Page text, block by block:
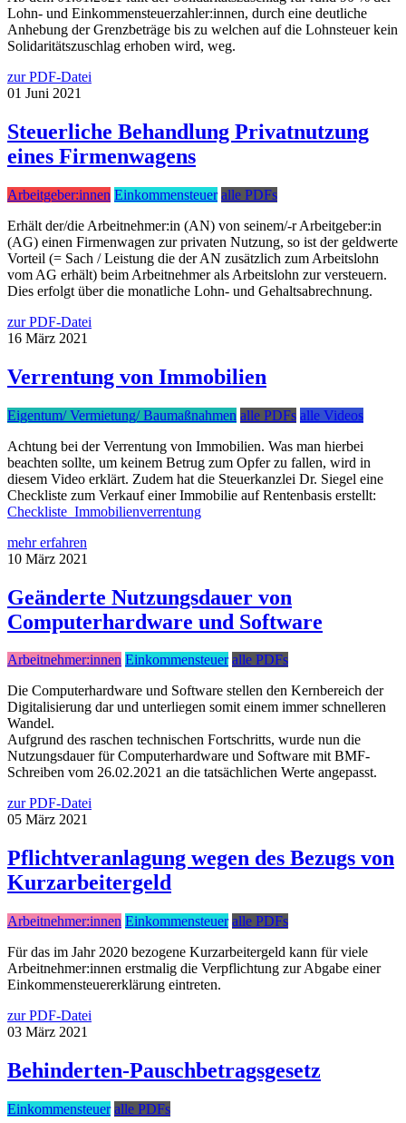
Lohn- und Einkommensteuerzahler:innen, durch eine deutliche
Anhebung der Grenzbeträge bis zu welchen auf die Lohnsteuer kein
Solidaritätszuschlag erhoben wird, weg.
zur PDF-Datei
01 Juni 2021
Steuerliche Behandlung Privatnutzung
eines Firmenwagens
Arbeitgeber:innen Einkommensteuer alle PDFs
Erhält der/die Arbeitnehmer:in (AN) von seinem/-r Arbeitgeber:in
(AG) einen Firmenwagen zur privaten Nutzung, so ist der geldwerte
Vorteil (= Sach / Leistung die der AN zusätzlich zum Arbeitslohn
vom AG erhält) beim Arbeitnehmer als Arbeitslohn zur versteuern.
Dies erfolgt über die monatliche Lohn- und Gehaltsabrechnung.
zur PDF-Datei
16 März 2021
Verrentung von Immobilien
Eigentum/ Vermietung/ Baumaßnahmen alle PDFs alle Videos
Achtung bei der Verrentung von Immobilien. Was man hierbei
beachten sollte, um keinem Betrug zum Opfer zu fallen, wird in
diesem Video erklärt. Zudem hat die Steuerkanzlei Dr. Siegel eine
Checkliste zum Verkauf einer Immobilie auf Rentenbasis erstellt:
Checkliste_Immobilienverrentung
mehr erfahren
10 März 2021
Geänderte Nutzungsdauer von
Computerhardware und Software
Arbeitnehmer:innen Einkommensteuer alle PDFs
Die Computerhardware und Software stellen den Kernbereich der
Digitalisierung dar und unterliegen somit einem immer schnelleren
Wandel.
Aufgrund des raschen technischen Fortschritts, wurde nun die
Nutzungsdauer für Computerhardware und Software mit BMF-
Schreiben vom 26.02.2021 an die tatsächlichen Werte angepasst.
zur PDF-Datei
05 März 2021
Pflichtveranlagung wegen des Bezugs von
Kurzarbeitergeld
Arbeitnehmer:innen Einkommensteuer alle PDFs
Für das im Jahr 2020 bezogene Kurzarbeitergeld kann für viele
Arbeitnehmer:innen erstmalig die Verpflichtung zur Abgabe einer
Einkommensteuererklärung eintreten.
zur PDF-Datei
03 März 2021
Behinderten-Pauschbetragsgesetz
Einkommensteuer alle PDFs